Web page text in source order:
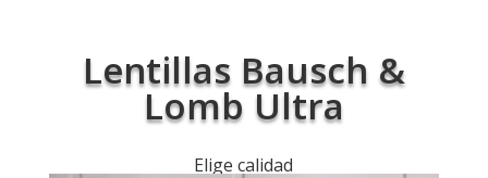
Lentillas Bausch &
Lomb Ultra
Elige calidad